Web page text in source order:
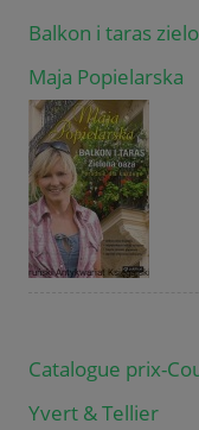
Balkon i taras
Maja Popielarska
Catalogue prix-
Yvert & Tellier